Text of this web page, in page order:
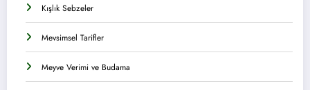
Kışlık Sebzeler
Mevsimsel Tarifler
Meyve Verimi ve Budama